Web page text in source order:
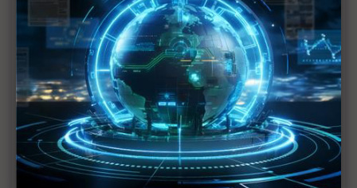
NVIDIA CES發表自駕車及機器人相關技術
拜騰重返CES 盼以創新車載體驗技壓群雄
【CES 2020人工智慧亮點團隊】產業AI化趨勢快 人
員資訊交通等智慧安全技術紛呈
CES 2020智慧應用大爆發 TTA台灣館匯聚82家未來獨
角獸